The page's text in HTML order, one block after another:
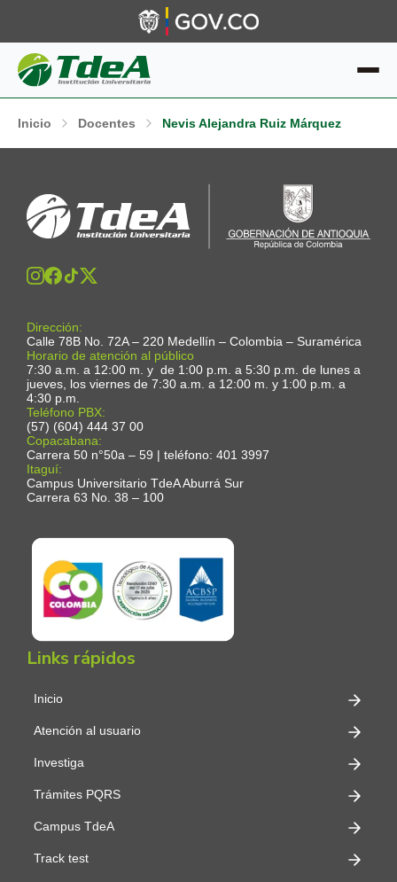
Inicio Docentes Nevis Alejandra Ruiz Márquez
Dirección:
Calle 78B No. 72A – 220 Medellín – Colombia – Suramérica
Horario de atención al público
7:30 a.m. a 12:00 m. y de 1:00 p.m. a 5:30 p.m. de lunes a
jueves, los viernes de 7:30 a.m. a 12:00 m. y 1:00 p.m. a
4:30 p.m.
Teléfono PBX:
(57) (604) 444 37 00
Copacabana:
Carrera 50 n°50a – 59 | teléfono: 401 3997
Itaguí:
Campus Universitario TdeA Aburrá Sur
Carrera 63 No. 38 – 100
Links rápidos
Inicio
Atención al usuario
Investiga
Trámites PQRS
Campus TdeA
Track test